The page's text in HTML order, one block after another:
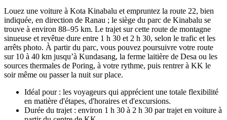
Louez une voiture à Kota Kinabalu et empruntez la route 22, bien
indiquée, en direction de Ranau ; le siège du parc de Kinabalu se
trouve à environ 88–95 km. Le trajet sur cette route de montagne
sinueuse et revêtue dure entre 1 h 30 et 2 h 30, selon le trafic et les
arrêts photo. À partir du parc, vous pouvez poursuivre votre route
sur 10 à 40 km jusqu’à Kundasang, la ferme laitière de Desa ou les
sources thermales de Poring, à votre rythme, puis rentrer à KK le
soir même ou passer la nuit sur place.
Idéal pour : les voyageurs qui apprécient une totale flexibilité
en matière d'étapes, d'horaires et d'excursions.
Durée du trajet : environ 1 h 30 à 2 h 30 par trajet en voiture à